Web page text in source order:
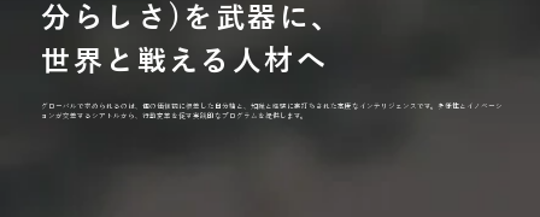
グローバルで求められるのは、個の価値観に根差した自分軸と、知識と経験に裏打ちされた高度なインテリジェンスです。多様性とイノベーシ
ョンが交差するシアトルから、行動変革を促す実践的なプログラムを提供します。
分らしさ)を武器に、
世界と戦える人材へ